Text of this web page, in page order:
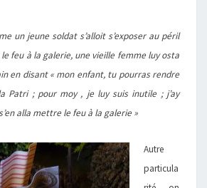
un jeune soldat s’alloit s’exposer au péril
feu à la galerie, une vieille femme luy osta
en disant « mon enfant, tu pourras rendre
Patri ; pour moy , je luy suis inutile ; j’ay
alla mettre le feu à la galerie »
Autre
particula